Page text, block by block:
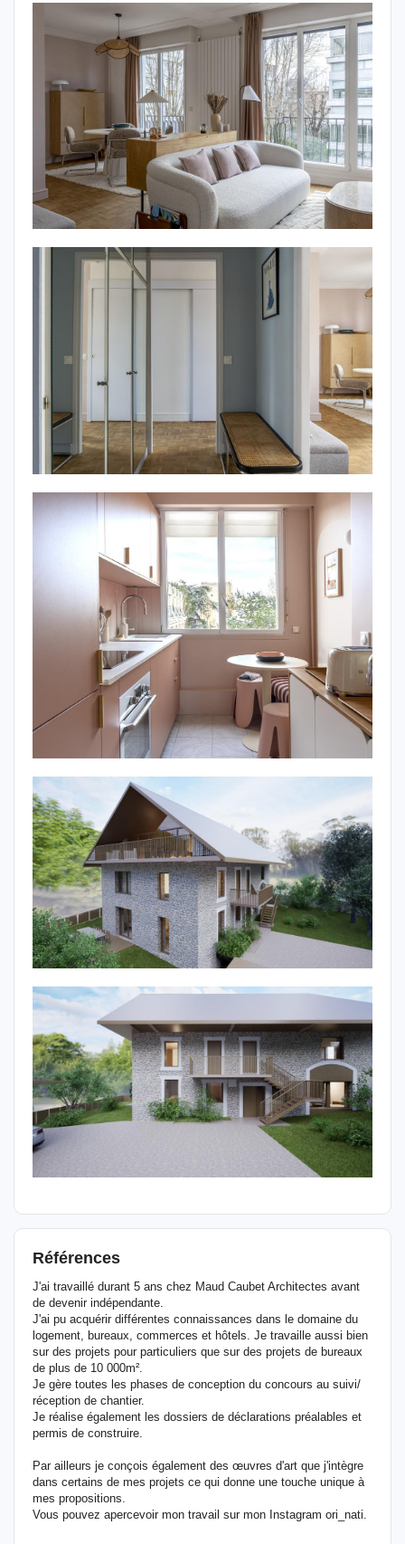
Références
J'ai travaillé durant 5 ans chez Maud Caubet Architectes avant
de devenir indépendante.
J'ai pu acquérir différentes connaissances dans le domaine du
logement, bureaux, commerces et hôtels. Je travaille aussi bien
sur des projets pour particuliers que sur des projets de bureaux
de plus de 10 000m².
Je gère toutes les phases de conception du concours au suivi/
réception de chantier.
Je réalise également les dossiers de déclarations préalables et
permis de construire.
Par ailleurs je conçois également des œuvres d'art que j'intègre
dans certains de mes projets ce qui donne une touche unique à
mes propositions.
Vous pouvez apercevoir mon travail sur mon Instagram ori_nati.